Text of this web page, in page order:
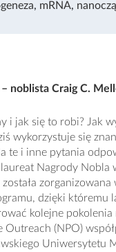
, mRNA,
noblista Craig C.
i jak się to robi? Jak
wykorzystuje się
te i inne pytania
Nagrody
zorganizowana
dzięki któremu
kolejne
(NPO)
Uniwersytetu